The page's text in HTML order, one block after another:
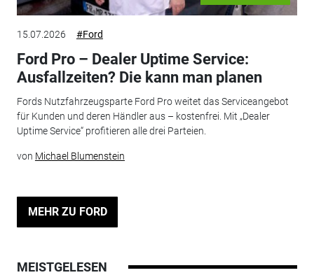
15.07.2026 #Ford
Ford Pro – Dealer Uptime Service:
Ausfallzeiten? Die kann man planen
Fords Nutzfahrzeugsparte Ford Pro weitet das Serviceangebot
für Kunden und deren Händler aus – kostenfrei. Mit „Dealer
Uptime Service“ profitieren alle drei Parteien.
von Michael Blumenstein
MEHR ZU FORD
MEISTGELESEN